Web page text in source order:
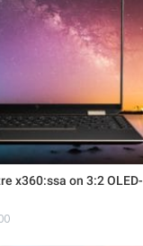
x360:ssa on 3:2 OLED-